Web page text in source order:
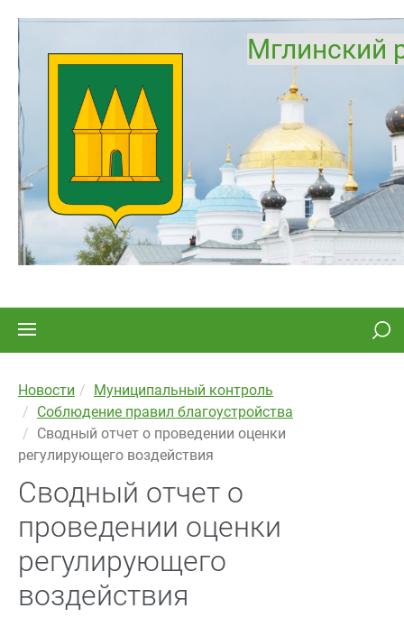
Мглинский
Новости
Муниципальный контроль
Соблюдение правил благоустройства
Сводный отчет о проведении оценки
регулирующего воздействия
Сводный отчет о
проведении оценки
регулирующего
воздействия